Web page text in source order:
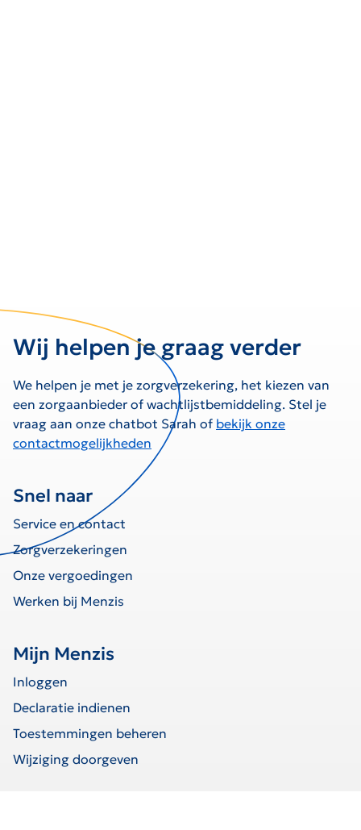
Wij helpen je graag verder
We helpen je met je zorgverzekering, het kiezen van
een zorgaanbieder of wachtlijstbemiddeling. Stel je
vraag aan onze chatbot Sarah of bekijk onze
contactmogelijkheden
Snel naar
Service en contact
Zorgverzekeringen
Onze vergoedingen
Werken bij Menzis
Mijn Menzis
Inloggen
Declaratie indienen
Toestemmingen beheren
Wijziging doorgeven